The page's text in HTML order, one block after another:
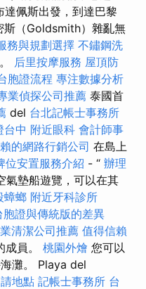
達佩斯出發，到達巴黎
斯（Goldsmith）雜亂無
務與規劃選擇 不鏽鋼洗
后里按摩服務 屋頂防
胞證流程 專注數據分析
業偵探公司推薦 泰國首
del 台北記帳士事務所
台中 附近眼科 會計師事
的網路行銷公司 在島上
位安置服務介紹 - “ 辦理
氣墊船遊覽，可以在其
蟑螂 附近牙科診所
胞證與傳統版的差異
清潔公司推薦 值得信賴
成員。 桃園外燴 您可以
灘。 Playa del
地點 記帳士事務所 台